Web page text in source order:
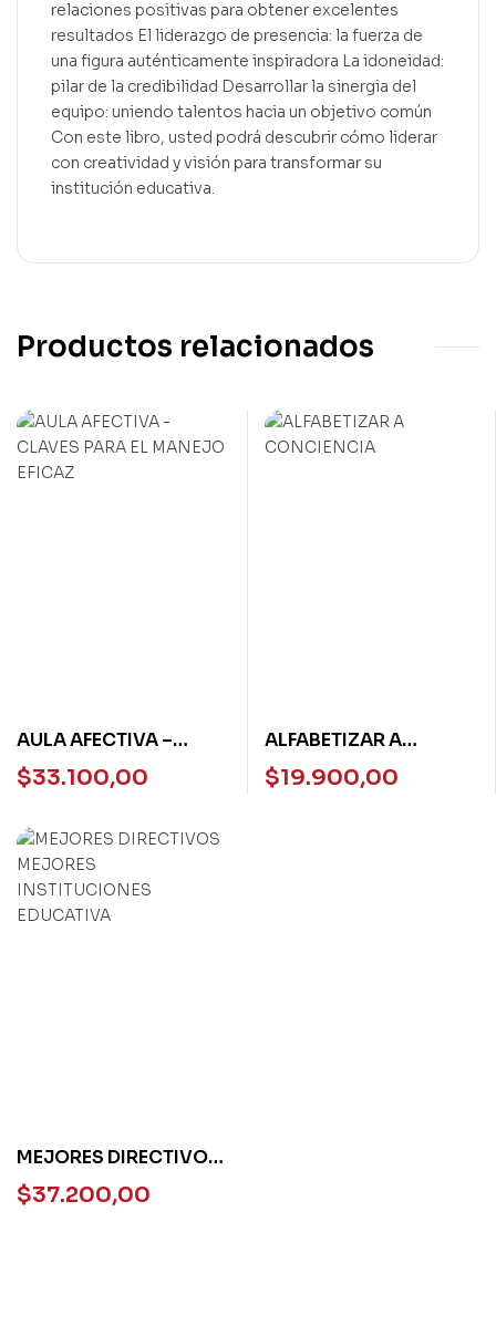
relaciones positivas para obtener excelentes
resultados El liderazgo de presencia: la fuerza de
una figura auténticamente inspiradora La idoneidad:
pilar de la credibilidad Desarrollar la sinergia del
equipo: uniendo talentos hacia un objetivo común
Con este libro, usted podrá descubrir cómo liderar
con creatividad y visión para transformar su
institución educativa.
Productos relacionados
AULA AFECTIVA –
CLAVES PARA EL
MANEJO EFICAZ
$33.100,00
ALFABETIZAR A
CONCIENCIA
$19.900,00
MEJORES DIRECTIVOS
MEJORES
INSTITUCIONES
$37.200,00